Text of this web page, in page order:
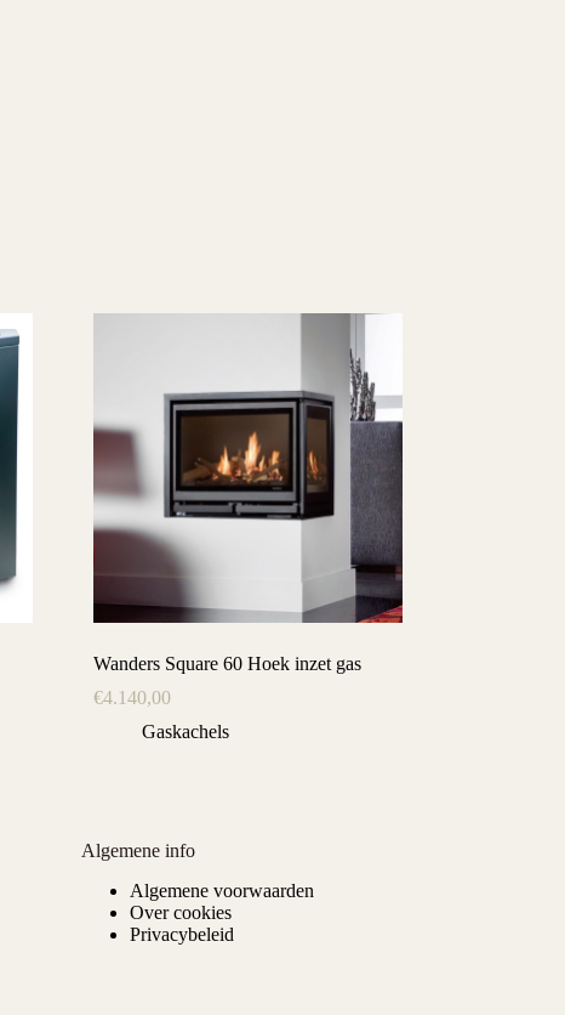
Wanders Square 60 Hoek inzet gas
€4.140,00
Gaskachels
Algemene info
Algemene voorwaarden
Over cookies
Privacybeleid